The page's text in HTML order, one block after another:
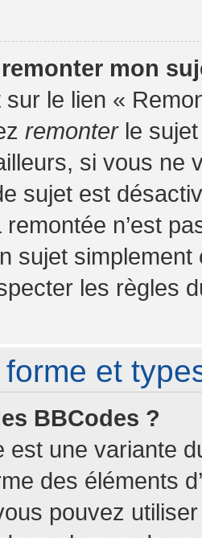
mon
sur le lien «
remonterle sujet
si vous ne
sujet est
n’est
sujet
les règles
et
BBCodes ?
est une variante
des éléments
pouvez